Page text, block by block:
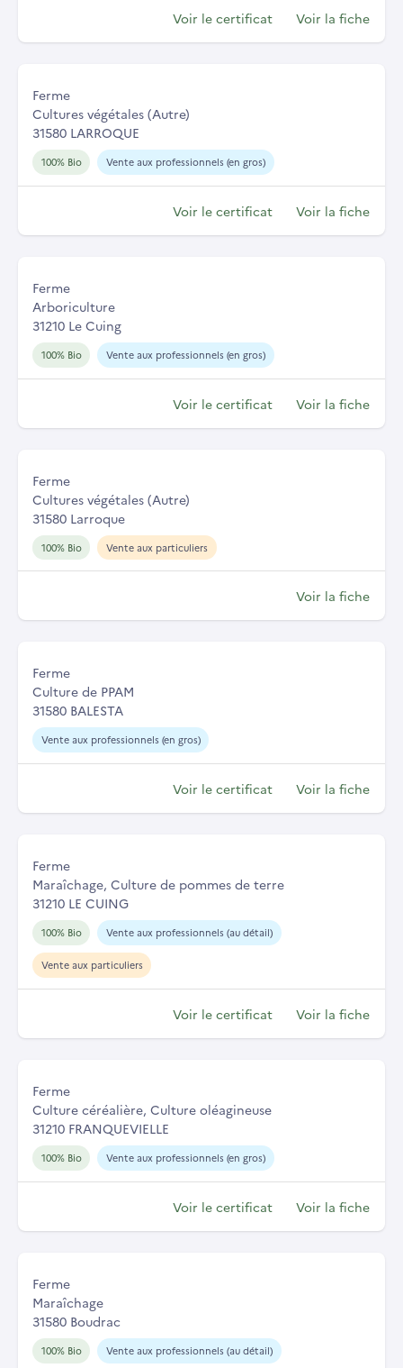
Voir le certificat Voir la fiche
Ferme
Cultures végétales (Autre)
31580 LARROQUE
100% Bio Vente aux professionnels (en gros)
Voir le certificat Voir la fiche
Ferme
Arboriculture
31210 Le Cuing
100% Bio Vente aux professionnels (en gros)
Voir le certificat Voir la fiche
Ferme
Cultures végétales (Autre)
31580 Larroque
100% Bio Vente aux particuliers
Voir la fiche
Ferme
Culture de PPAM
31580 BALESTA
Vente aux professionnels (en gros)
Voir le certificat Voir la fiche
Ferme
Maraîchage, Culture de pommes de terre
31210 LE CUING
100% Bio Vente aux professionnels (au détail)
Vente aux particuliers
Voir le certificat Voir la fiche
Ferme
Culture céréalière, Culture oléagineuse
31210 FRANQUEVIELLE
100% Bio Vente aux professionnels (en gros)
Voir le certificat Voir la fiche
Ferme
Maraîchage
31580 Boudrac
100% Bio Vente aux professionnels (au détail)